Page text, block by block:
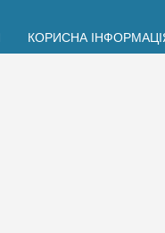
КОРИСНА